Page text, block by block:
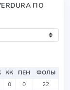
ПО
КК ПЕН
ФОЛЫ
0 0
22